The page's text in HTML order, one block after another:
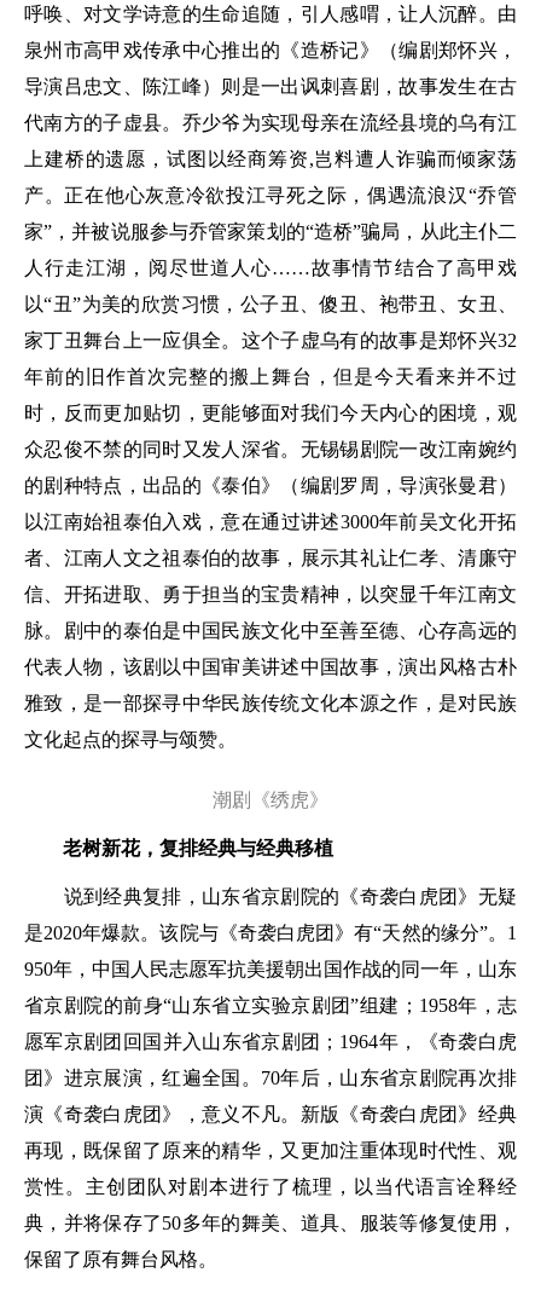
呼唤、对文学诗意的生命追随，引人感喟，让人沉醉。由
泉州市高甲戏传承中心推出的《造桥记》（编剧郑怀兴，
导演吕忠文、陈江峰）则是一出讽刺喜剧，故事发生在古
代南方的子虚县。乔少爷为实现母亲在流经县境的乌有江
上建桥的遗愿，试图以经商筹资,岂料遭人诈骗而倾家荡
产。正在他心灰意冷欲投江寻死之际，偶遇流浪汉“乔管
家”，并被说服参与乔管家策划的“造桥”骗局，从此主仆二
人行走江湖，阅尽世道人心……故事情节结合了高甲戏
以“丑”为美的欣赏习惯，公子丑、傻丑、袍带丑、女丑、
家丁丑舞台上一应俱全。这个子虚乌有的故事是郑怀兴32
年前的旧作首次完整的搬上舞台，但是今天看来并不过
时，反而更加贴切，更能够面对我们今天内心的困境，观
众忍俊不禁的同时又发人深省。无锡锡剧院一改江南婉约
的剧种特点，出品的《泰伯》（编剧罗周，导演张曼君）
以江南始祖泰伯入戏，意在通过讲述3000年前吴文化开拓
者、江南人文之祖泰伯的故事，展示其礼让仁孝、清廉守
信、开拓进取、勇于担当的宝贵精神，以突显千年江南文
脉。剧中的泰伯是中国民族文化中至善至德、心存高远的
代表人物，该剧以中国审美讲述中国故事，演出风格古朴
雅致，是一部探寻中华民族传统文化本源之作，是对民族
文化起点的探寻与颂赞。
潮剧《绣虎》
老树新花，复排经典与经典移植
说到经典复排，山东省京剧院的《奇袭白虎团》无疑
是2020年爆款。该院与《奇袭白虎团》有“天然的缘分”。1
950年，中国人民志愿军抗美援朝出国作战的同一年，山东
省京剧院的前身“山东省立实验京剧团”组建；1958年，志
愿军京剧团回国并入山东省京剧团；1964年，《奇袭白虎
团》进京展演，红遍全国。70年后，山东省京剧院再次排
演《奇袭白虎团》，意义不凡。新版《奇袭白虎团》经典
再现，既保留了原来的精华，又更加注重体现时代性、观
赏性。主创团队对剧本进行了梳理，以当代语言诠释经
典，并将保存了50多年的舞美、道具、服装等修复使用，
保留了原有舞台风格。